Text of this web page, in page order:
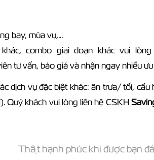
bay, mùa vụ,…
combo giai đoạn khác vui
tư vấn, báo giá và nhận ngay nhiều ưu
dịch vụ đặc biệt khác: ăn trưa/ tối, cầu
Quý khách vui lòng liên hệ CSKH
Thật hạnh phúc khi được bạn